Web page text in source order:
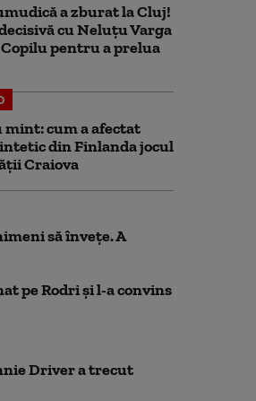
a zburat la Cluj!
cu Neluţu Varga
pentru a prelua
mint: cum a afectat
din Finlanda jocul
Craiova
să înveţe. A
pe Rodri și l-a convins
Driver a trecut